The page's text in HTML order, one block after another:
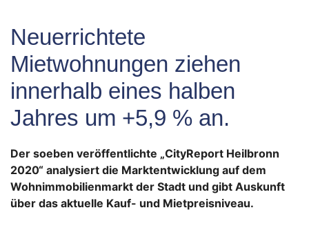
Neuerrichtete
Mietwohnungen ziehen
innerhalb eines halben
Jahres um +5,9 % an.
Der soeben veröffentlichte „CityReport Heilbronn
2020“ analysiert die Marktentwicklung auf dem
Wohnimmobilienmarkt der Stadt und gibt Auskunft
über das aktuelle Kauf- und Mietpreisniveau.